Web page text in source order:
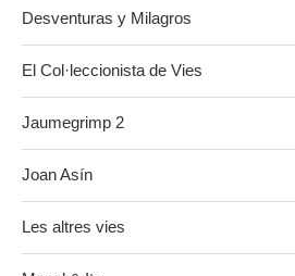
Desventuras y Milagros
El Col·leccionista de Vies
Jaumegrimp 2
Joan Asín
Les altres vies